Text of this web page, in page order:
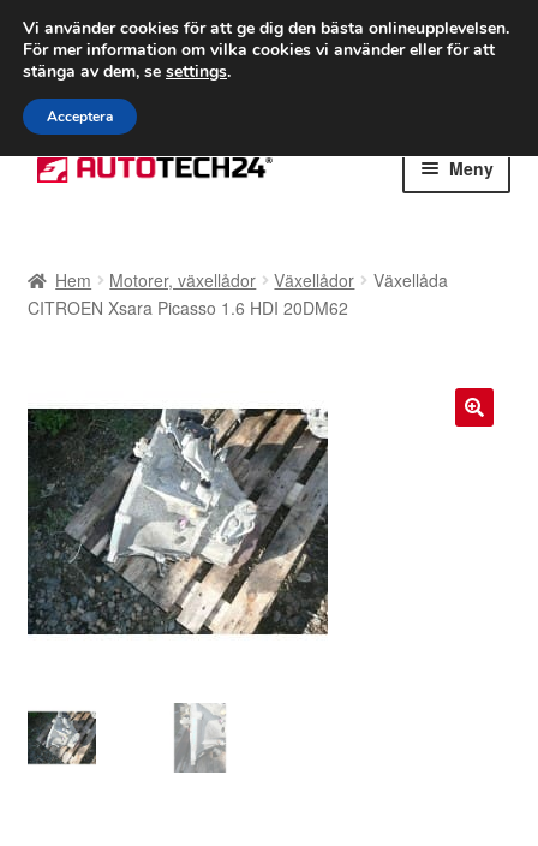
FRAKT från 75 kr
Världsomspännande frakt
Ring 766 924 713
Hoppa
till
Hoppa
till
Meny
Betalningar
Klagomål
Kolla upp
Kontakt
Mitt konto
Reklamationsprocedur
Hem Motorer, växellådor Växellådor
Växellåda
CITROEN Xsara Picasso 1.6 HDI 20DM62
Vi använder cookies för att ge dig den bästa onlineupplevelsen.
För mer information om vilka cookies vi använder eller för att
stänga av dem, se settings.
Acceptera